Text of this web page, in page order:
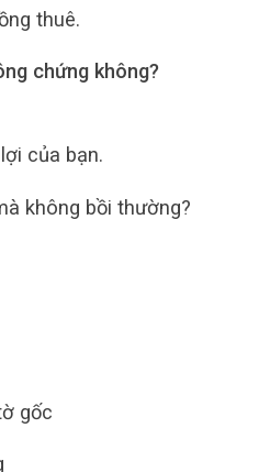
thuê.
chứng không?
của bạn.
không bồi thường?
gốc